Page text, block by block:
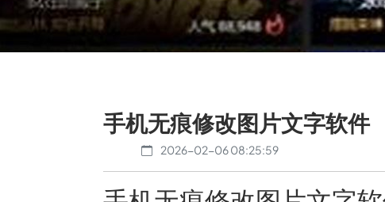
手机无痕修改图片文字软件
2026-02-06 08:25:59